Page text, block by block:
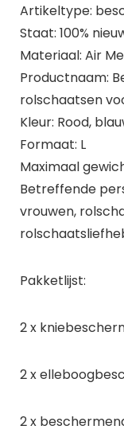
Artikeltype:
Staat: 100%
Materiaal: Air
Productnaam:
rolschaatsen
Kleur: Rood,
Formaat: L
Maximaal
Betreffende
vrouwen,
Pakketlijst:
2 x
2 x
2 x